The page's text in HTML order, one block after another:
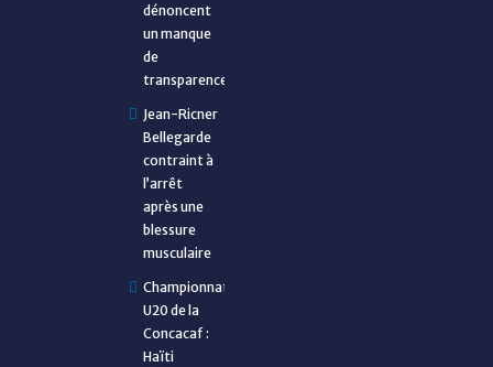
dénoncent
un manque
de
transparence
Jean-Ricner
Bellegarde
contraint à
l’arrêt
après une
blessure
musculaire
Championnat
U20 de la
Concacaf :
Haïti